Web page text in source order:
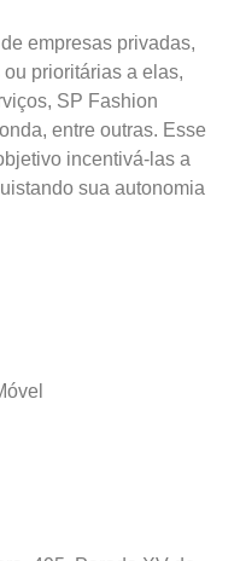
empresas privadas,
prioritárias a elas,
SP Fashion
entre outras. Esse
incentivá-las a
sua autonomia